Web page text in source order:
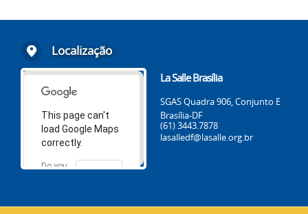
Localização
This page can't
load Google Maps
correctly.
Do you
OK
La Salle Brasília
SGAS Quadra 906, Conjunto E
Brasília-DF
(61) 3443.7878
lasalledf@lasalle.org.br